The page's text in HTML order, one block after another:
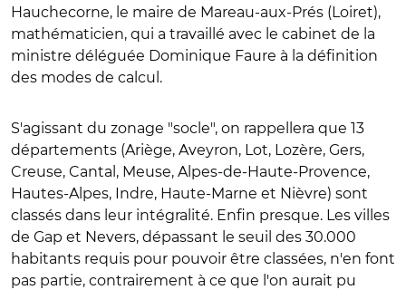
Hauchecorne, le maire de Mareau-aux-Prés (Loiret),
mathématicien, qui a travaillé avec le cabinet de la
ministre déléguée Dominique Faure à la définition
des modes de calcul.
S'agissant du zonage "socle", on rappellera que 13
départements (Ariège, Aveyron, Lot, Lozère, Gers,
Creuse, Cantal, Meuse, Alpes-de-Haute-Provence,
Hautes-Alpes, Indre, Haute-Marne et Nièvre) sont
classés dans leur intégralité. Enfin presque. Les villes
de Gap et Nevers, dépassant le seuil des 30.000
habitants requis pour pouvoir être classées, n'en font
pas partie, contrairement à ce que l'on aurait pu